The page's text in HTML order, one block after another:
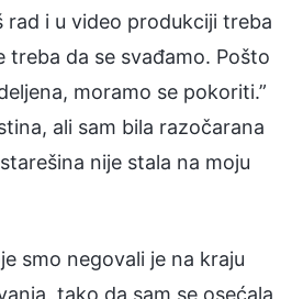
rad i u video produkciji treba
treba da se svađamo. Pošto
moramo se pokoriti.”
ali sam bila razočarana
nije stala na moju
smo negovali je na kraju
tako da sam se osećala